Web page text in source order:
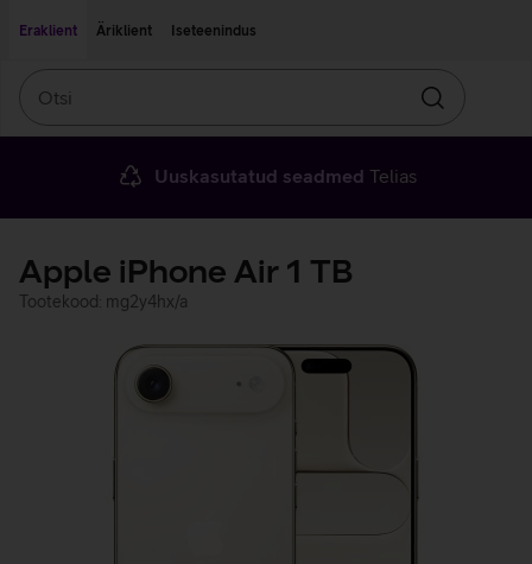
Eraklient
Äriklient Iseteenindus
Otsin
Uuskasutatud seadmed Telias
Apple iPhone Air 1 TB
Tootekood: mg2y4hx/a